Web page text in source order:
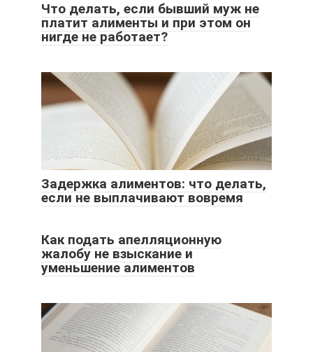
Что делать, если бывший муж не
платит алименты и при этом он
нигде не работает?
Задержка алиментов: что делать,
если не выплачивают вовремя
Как подать апелляционную
жалобу не взыскание и
уменьшение алиментов